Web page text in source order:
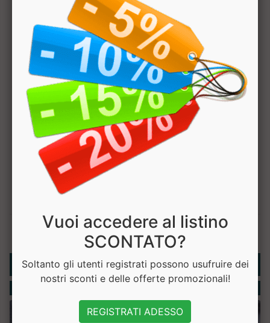
Hai bisogno di aiuto? Chatta con noi
Rubriche
Vuoi accedere al listino
SCONTATO?
Soltanto gli utenti registrati possono usufruire dei
nostri sconti e delle offerte promozionali!
REGISTRATI ADESSO